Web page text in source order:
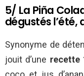
5/ La Piña
dégustés l’été,
Synonyme de
jouit d’une recette